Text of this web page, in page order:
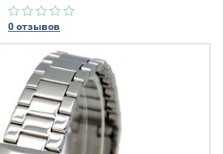
0 отзывов